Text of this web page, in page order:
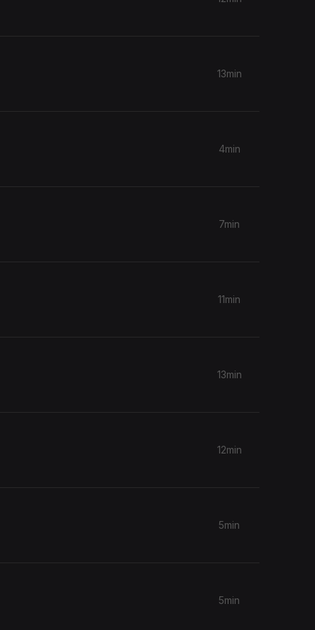
13min
4min
7min
11min
13min
12min
5min
5min